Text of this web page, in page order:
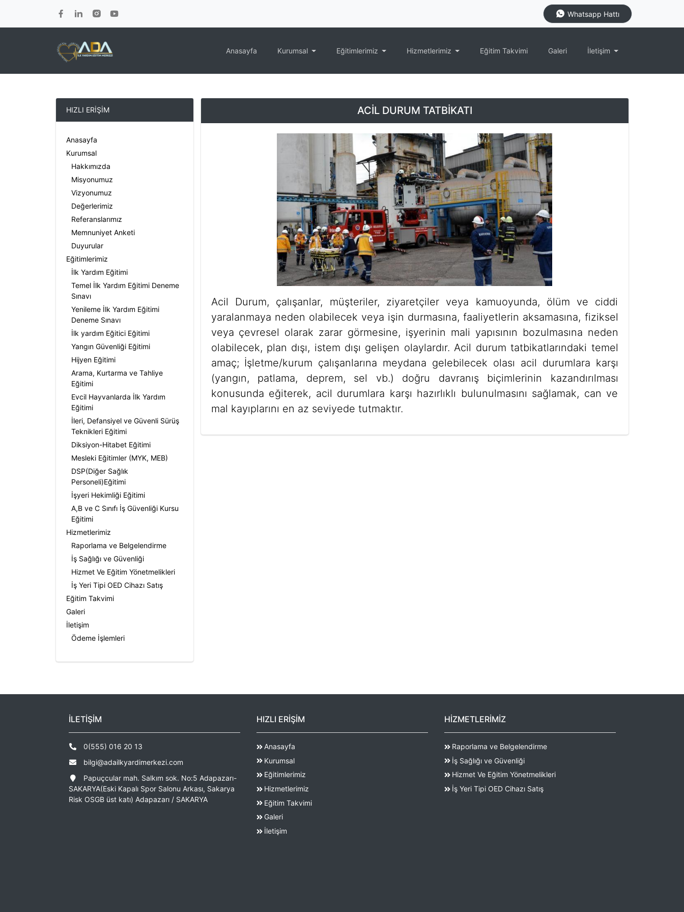
Whatsapp Hattı
Anasayfa Kurumsal Eğitimlerimiz Hizmetlerimiz Eğitim Takvimi Galeri İletişim
HIZLI ERİŞİM
Anasayfa
Kurumsal
Hakkımızda
Misyonumuz
Vizyonumuz
Değerlerimiz
Referanslarımız
Memnuniyet Anketi
Duyurular
Eğitimlerimiz
İlk Yardım Eğitimi
Temel İlk Yardım Eğitimi Deneme
Sınavı
Yenileme İlk Yardım Eğitimi
Deneme Sınavı
İlk yardım Eğitici Eğitimi
Yangın Güvenliği Eğitimi
Hijyen Eğitimi
Arama, Kurtarma ve Tahliye
Eğitimi
Evcil Hayvanlarda İlk Yardım
Eğitimi
İleri, Defansiyel ve Güvenli Sürüş
Teknikleri Eğitimi
Diksiyon-Hitabet Eğitimi
Mesleki Eğitimler (MYK, MEB)
DSP(Diğer Sağlık
Personeli)Eğitimi
İşyeri Hekimliği Eğitimi
A,B ve C Sınıfı İş Güvenliği Kursu
Eğitimi
Hizmetlerimiz
Raporlama ve Belgelendirme
İş Sağlığı ve Güvenliği
Hizmet Ve Eğitim Yönetmelikleri
İş Yeri Tipi OED Cihazı Satış
Eğitim Takvimi
Galeri
İletişim
Ödeme İşlemleri
ACİL DURUM TATBİKATI
Acil Durum, çalışanlar, müşteriler, ziyaretçiler veya kamuoyunda, ölüm ve ciddi
yaralanmaya neden olabilecek veya işin durmasına, faaliyetlerin aksamasına, fiziksel
veya çevresel olarak zarar görmesine, işyerinin mali yapısının bozulmasına neden
olabilecek, plan dışı, istem dışı gelişen olaylardır. Acil durum tatbikatlarındaki temel
amaç; İşletme/kurum çalışanlarına meydana gelebilecek olası acil durumlara karşı
(yangın, patlama, deprem, sel vb.) doğru davranış biçimlerinin kazandırılması
konusunda eğiterek, acil durumlara karşı hazırlıklı bulunulmasını sağlamak, can ve
mal kayıplarını en az seviyede tutmaktır.
İLETİŞİM
0(555) 016 20 13
bilgi@adailkyardimerkezi.com
Papuçcular mah. Salkım sok. No:5 Adapazarı-
SAKARYA(Eski Kapalı Spor Salonu Arkası, Sakarya
Risk OSGB üst katı) Adapazarı / SAKARYA
HIZLI ERİŞİM
Anasayfa
Kurumsal
Eğitimlerimiz
Hizmetlerimiz
Eğitim Takvimi
Galeri
İletişim
HİZMETLERİMİZ
Raporlama ve Belgelendirme
İş Sağlığı ve Güvenliği
Hizmet Ve Eğitim Yönetmelikleri
İş Yeri Tipi OED Cihazı Satış